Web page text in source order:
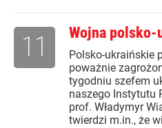
Wojna polsko-
Polsko-ukraińskie
poważnie
tygodniu szefem
naszego Instytutu
prof. Władymyr
twierdzi m.in., że
11